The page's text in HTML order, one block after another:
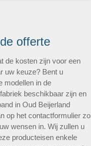
offerte
de kosten zijn voor een
uw keuze? Bent u
modellen in de
beschikbaar zijn en
in Oud Beijerland
op het contactformulier zo
wensen in. Wij zullen u
producteisen enkele